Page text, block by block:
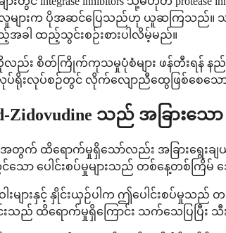
ျားက ပိုအဆင်ပြေသည်ဟု ယူဆကြသည်။ သင့်ဆ
အခါ ထည့်သွင်းစဉ်းစားပါလိမ့်မည်။
ကိုလည်း စိတ်ကြိုက်ကုသမှုပုံစံများ ဖန်တီးရန် န
ပ်ရိုးလုပ်စဉ်တွင် လိုက်လျောညီထွေဖြစ်စေသော
Zidovudine သည် အခြားသ
အတွက် ထိရောက်မှုရှိသော်လည်း အခြားရွေ
ပေါင်းစပ်မှုများသည် တစ်နေ့တစ်ကြိမ်
များနှင့် နှိုင်းယှဉ်ပါက ဤပေါင်းစပ်မှုသည်
သည် ထိရောက်မှုရှိကြောင်း သက်သေပြပြီး သီး